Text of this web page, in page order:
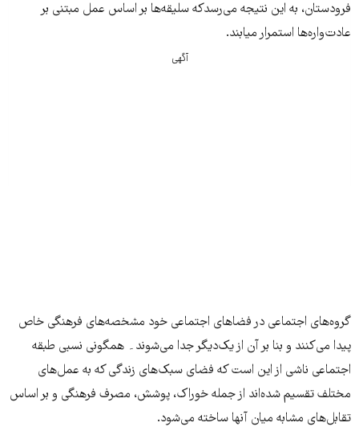
فرودستان، به این نتیجه می‌رسدکه سلیقه‌ها بر اساس عمل مبتنی بر
عادت‌واره‌ها استمرار میابند.
آگهی
گروه‌های اجتماعی در فضاهای اجتماعی خود مشخصه‌های فرهنگی خاص
پیدا می‌کنند و بنا بر آن از یک‌دیگر جدا می‌شوند۔ همگونی نسبی طبقه
اجتماعی ناشی از این است که فضای سبک‌های زندگی که به عمل‌های
مختلف تقسیم شده‌اند از جمله خوراک، پوشش، مصرف فرهنگی و بر اساس
تقابل‌های مشابه میان آنها ساخته می‌شود.